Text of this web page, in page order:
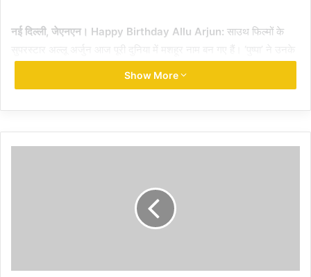
नई दिल्ली, जेएनएन। Happy Birthday Allu Arjun: साउथ फिल्मों के
सुपरस्टार अल्लू अर्जुन आज पूरी दुनिया में मशहूर नाम बन गए हैं। ‘पुष्पा’ ने उनके
जबरदस्त हिट हुई बल्कि, अल्लू अर्जुन की फैन फॉलोइंग में भी जबरदस्त इजाफा
लाइफ भी दिलचस्प है। एक्टर ने आज से 12 साल पहले छह मार्च को स्नेहा रेड्डी
से शादी की थी। स्नेहा और अर्जुन की लव मैरिज है। एक नामी फैमिली से ताल्लुक
रखने के बाद भी अल्लू अर्जुन के लिए स्नेहा के परिवार वालों को मना पाना आसान
Show More